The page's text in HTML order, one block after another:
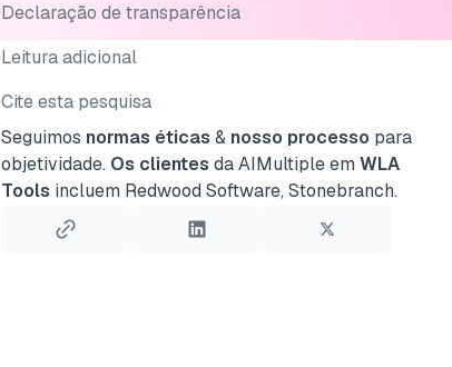
Declaração de transparência
Leitura adicional
Cite esta pesquisa
Seguimos normas éticas & nosso processo para
objetividade. Os clientes da AIMultiple em WLA
Tools incluem Redwood Software, Stonebranch.